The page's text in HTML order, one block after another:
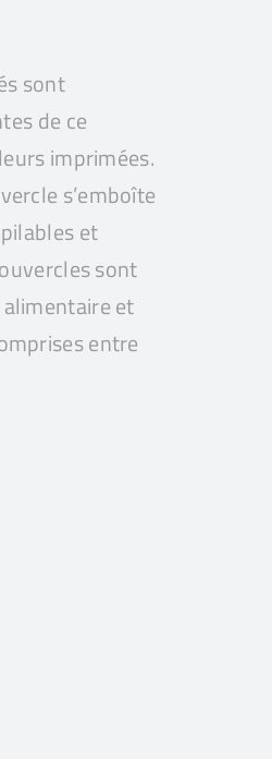
sont
de ce
imprimées.
s’emboîte
et
sont
et
entre